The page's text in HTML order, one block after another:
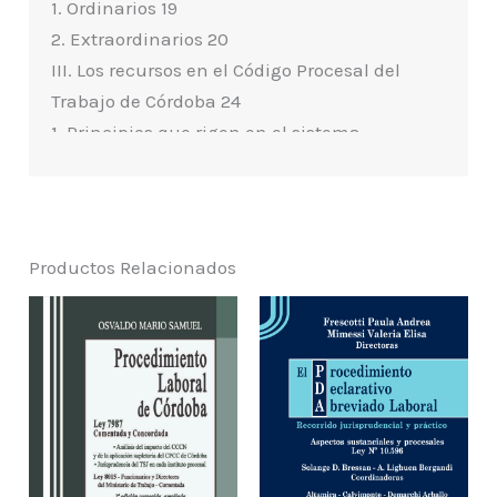
1. Ordinarios 19
2. Extraordinarios 20
III. Los recursos en el Código Procesal del
Trabajo de Córdoba 24
1. Principios que rigen en el sistema
e. Taxatividad 34
f. Iura novit curia en el contexto recursivo
extraordinario 36
g. Prohibición de reformatio in peius 38
IV. Requisitos de admisibilidad de los
recursos 39
Productos Relacionados